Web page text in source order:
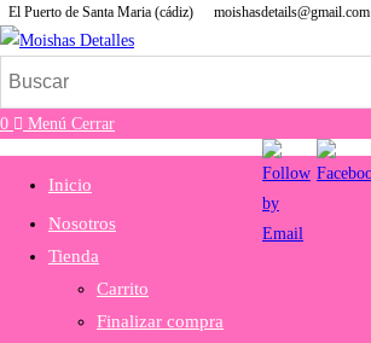
Ir
al
contenido
El Puerto de Santa Maria (cádiz) moishasdetails@gmail.com
0 Menú Cerrar
Inicio
Nosotros
Tienda
Carrito
Finalizar compra